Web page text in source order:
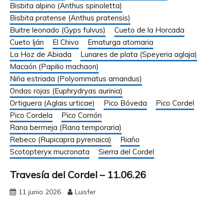
Bisbita alpino (Anthus spinoletta)
Bisbita pratense (Anthus pratensis)
Buitre leonado (Gyps fulvus)
Cueto de la Horcada
Cueto Iján
El Chivo
Ematurga atomaria
La Hoz de Abiada
Lunares de plata (Speyeria aglaja)
Macaón (Papilio machaon)
Niña estriada (Polyommatus amandus)
Ondas rojas (Euphrydryas aurinia)
Ortiguera (Aglais urticae)
Pico Bóveda
Pico Cordel
Pico Cordela
Pico Cornón
Rana bermeja (Rana temporaria)
Rebeco (Rupicapra pyrenaica)
Riaño
Scotopteryx mucronata
Sierra del Cordel
Travesía del Cordel – 11.06.26
11 junio 2026 Luisfer